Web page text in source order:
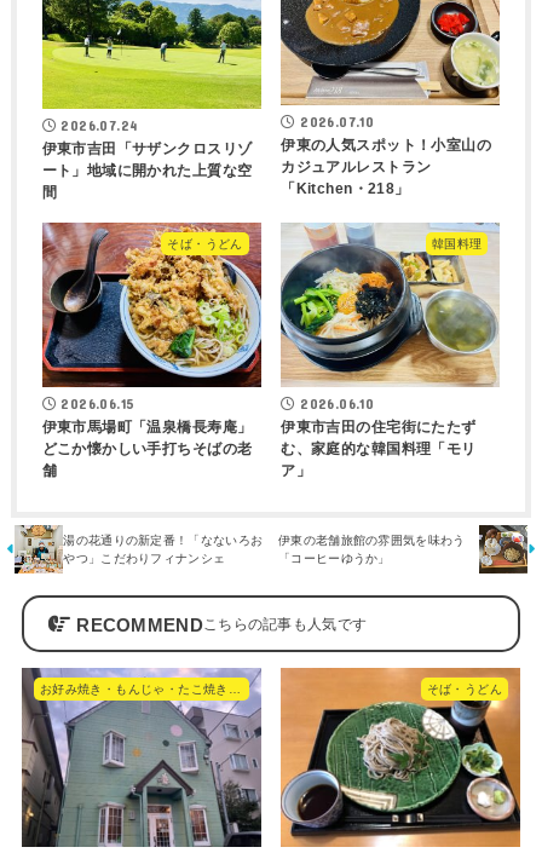
2026.07.24
伊東市吉田「サザンクロスリゾ
ート」地域に開かれた上質な空
間
2026.07.10
伊東の人気スポット！小室山の
カジュアルレストラン
「Kitchen・218」
そば・うどん
2026.06.15
伊東市馬場町「温泉橋長寿庵」
どこか懐かしい手打ちそばの老
舗
韓国料理
2026.06.10
伊東市吉田の住宅街にたたず
む、家庭的な韓国料理「モリ
ア」
湯の花通りの新定番！「なないろお
やつ」こだわりフィナンシェ
伊東の老舗旅館の雰囲気を味わう
「コーヒーゆうか」
RECOMMEND
そば・うどん